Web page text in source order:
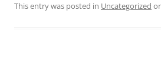
This entry was posted in Uncategorized